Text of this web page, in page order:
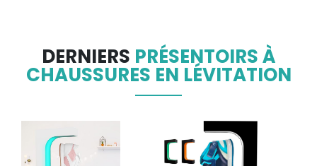
DERNIERS PRÉSENTOIRS À
CHAUSSURES EN LÉVITATION